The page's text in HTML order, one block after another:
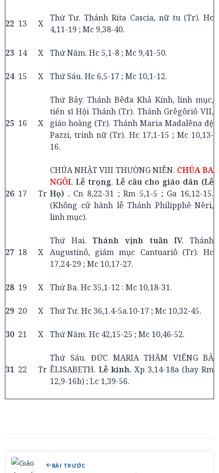
22 13 X
Thứ Tư. Thánh Rita Cascia, nữ tu (Tr). Hc
4,11-19 ; Mc 9,38-40.
23 14 X Thứ Năm. Hc 5,1-8 ; Mc 9,41-50.
24 15 X Thứ Sáu. Hc 6,5-17 ; Mc 10,1-12.
25 16 X
Thứ Bảy. Thánh Bêđa Khả Kính, linh mục,
tiến sĩ Hội Thánh (Tr). Thánh Grêgôriô VII,
giáo hoàng (Tr). Thánh Maria Madalêna đệ
Pazzi, trinh nữ (Tr). Hc 17,1-15 ; Mc 10,13-
16.
26 17 Tr
CHÚA NHẬT VIII THƯỜNG NIÊN. CHÚA BA
NGÔI. Lễ trọng. Lễ cầu cho giáo dân (Lễ
Họ) . Cn 8,22-31 ; Rm 5,1-5 ; Ga 16,12-15.
(Không cử hành lễ Thánh Philipphê Nêri,
linh mục).
27 18 X
Thứ Hai.Thánh vịnh tuần IV.Thánh
Augustinô, giám mục Cantuariô (Tr). Hc
17,24-29 ; Mc 10,17-27.
28 19 X Thứ Ba. Hc 35,1-12 : Mc 10,18-31.
29 20 X Thứ Tư. Hc 36,1.4-5a.10-17 ; Mc 10,32-45.
30 21 X Thứ Năm. Hc 42,15-25 ; Mc 10,46-52.
31 22 Tr
Thứ Sáu. ĐỨC MARIA THĂM VIẾNG BÀ
ÊLISABETH. Lễ kính. Xp 3,14-18a (hay Rm
12,9-16b) ; Lc 1,39-56.
BÀI TRƯỚC